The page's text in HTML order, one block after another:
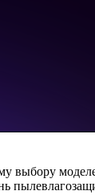
выбору